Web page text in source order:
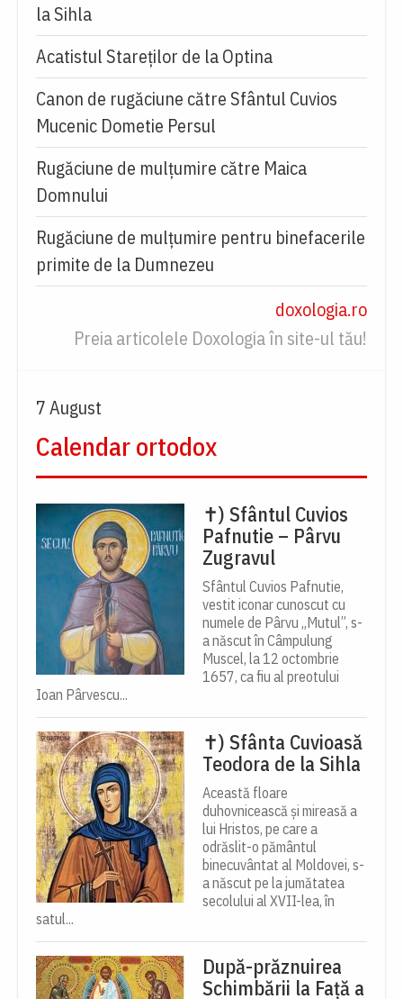
la Sihla
Acatistul Stareţilor de la Optina
Canon de rugăciune către Sfântul Cuvios
Mucenic Dometie Persul
Rugăciune de mulţumire către Maica
Domnului
Rugăciune de mulțumire pentru binefacerile
primite de la Dumnezeu
doxologia.ro
Preia articolele Doxologia în site-ul tău!
7 August
Calendar ortodox
✝) Sfântul Cuvios
Pafnutie – Pârvu
Zugravul
Sfântul Cuvios Pafnutie,
vestit iconar cunoscut cu
numele de Pârvu „Mutul”, s-
a născut în Câmpulung
Muscel, la 12 octombrie
1657, ca fiu al preotului
Ioan Pârvescu...
✝) Sfânta Cuvioasă
Teodora de la Sihla
Această floare
duhovnicească și mireasă a
lui Hristos, pe care a
odrăslit-o pământul
binecuvântat al Moldovei, s-
a născut pe la jumătatea
secolului al XVII-lea, în
satul...
După-prăznuirea
Schimbării la Față a